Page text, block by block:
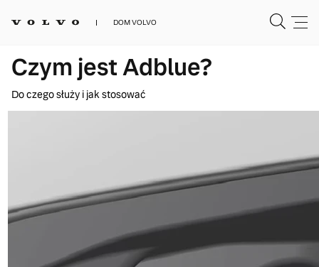
DOM VOLVO
Czym jest Adblue?
Do czego służy i jak stosować